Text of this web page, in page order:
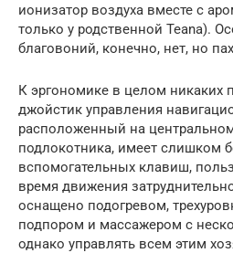
ионизатор воздуха вместе с
только у родственной Teana).
благовоний, конечно, нет, но
К эргономике в целом никаких
джойстик управления
расположенный на
подлокотника, имеет слишком
вспомогательных клавиш,
время движения
оснащено подогревом,
подпором и массажером с
однако управлять всем этим